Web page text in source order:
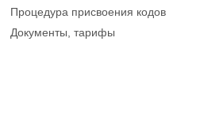
Процедура присвоения кодов
Документы, тарифы